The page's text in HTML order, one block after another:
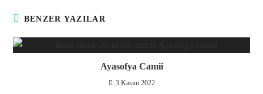
BENZER YAZILAR
Ayasofya Camii
3 Kasım 2022